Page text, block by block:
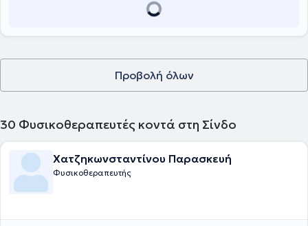
Προβολή όλων
30 Φυσικοθεραπευτές κοντά στη Σίνδο
Χατζηκωνσταντίνου Παρασκευή
Φυσικοθεραπευτής